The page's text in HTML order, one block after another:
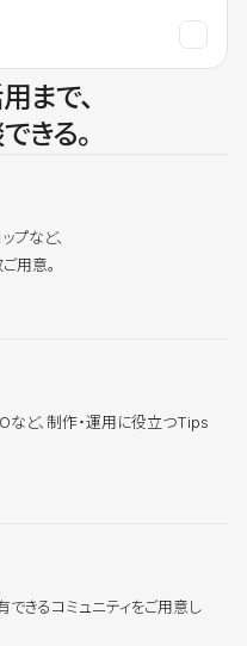
まで、
きる。
プなど、
用意。
など、制作・運用に役立つTips
きるコミュニティをご用意し